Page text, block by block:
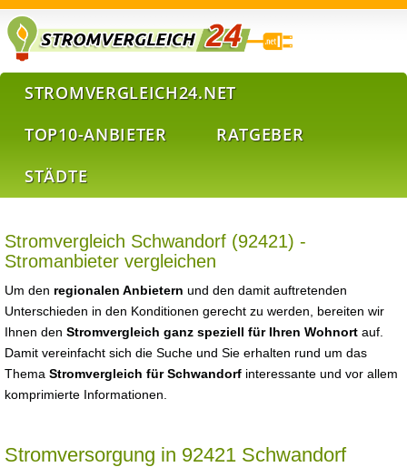
STROMVERGLEICH24.NET
TOP10-ANBIETER
RATGEBER
STÄDTE
Stromvergleich Schwandorf (92421) -
Stromanbieter vergleichen
Um den regionalen Anbietern und den damit auftretenden
Unterschieden in den Konditionen gerecht zu werden, bereiten wir
Ihnen den Stromvergleich ganz speziell für Ihren Wohnort auf.
Damit vereinfacht sich die Suche und Sie erhalten rund um das
Thema Stromvergleich für Schwandorf interessante und vor allem
komprimierte Informationen.
Stromversorgung in 92421 Schwandorf